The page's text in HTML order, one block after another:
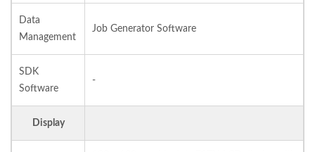
Data
Management
Job Generator Software
SDK
Software
-
Display